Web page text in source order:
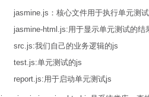
jasmine.js：核心文件用于执行单元测
jasmine-html.js:用于显示单元测试的结
src.js:我们自己的业务逻辑的js
test.js:单元测试的js
report.js:用于启动单元测试js